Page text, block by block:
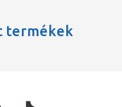
termékek